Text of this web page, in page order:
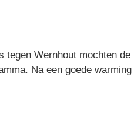
Wernhout mochten
Na een goede